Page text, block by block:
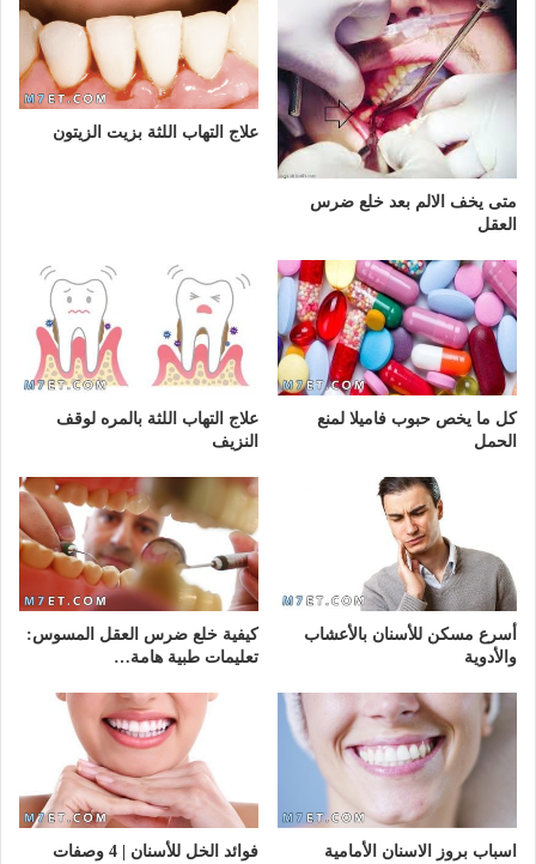
متى يخف الالم بعد خلع ضرس
العقل
علاج التهاب اللثة بزيت الزيتون
كل ما يخص حبوب فاميلا لمنع
الحمل
علاج التهاب اللثة بالمره لوقف
النزيف
أسرع مسكن للأسنان بالأعشاب
والأدوية
كيفية خلع ضرس العقل المسوس:
تعليمات طبية هامة…
اسباب بروز الاسنان الأمامية فوائد الخل للأسنان | 4 وصفات